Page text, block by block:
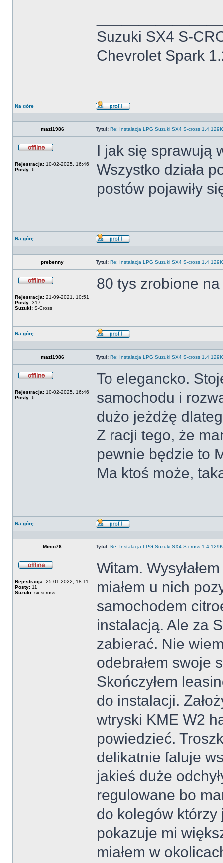
Suzuki SX4 S-
Chevrolet Spark
Na górę
Wyświetl
mazi1986
Tytuł: Re: Instalacja LPG Suzuki SX4 S-cross 1.4
Rejestracja: 10-02-2025, 16:46
Posty: 6
I jak się sprawują
Wszystko działa
postów pojawiły
Na górę
Wyświetl
prebenny
Tytuł: Re: Instalacja LPG Suzuki SX4 S-cross 1.4
Rejestracja: 21-09-2021, 10:51
Posty: 317
Suzuki: S-Cross
80 tys zrobione
Na górę
Wyświetl
mazi1986
Tytuł: Re: Instalacja LPG Suzuki SX4 S-cross 1.4
Rejestracja: 10-02-2025, 16:46
Posty: 6
To elegancko.
samochodu i
dużo jeżdżę
Z racji tego, że
pewnie będzie to
Ma ktoś może,
Na górę
Wyświetl
Minio76
Tytuł: Re: Instalacja LPG Suzuki SX4 S-cross 1.4
Rejestracja: 25-01-2022, 18:11
Posty: 11
Suzuki: sx scross
Witam.
miałem u nich
samochodem
instalacją. Ale za
zabierać. Nie
odebrałem swoje
Skończyłem
do instalacji.
wtryski KME W2
powiedzieć.
delikatnie faluje
jakieś duże
regulowane bo
do kolegów
pokazuje mi
miałem w